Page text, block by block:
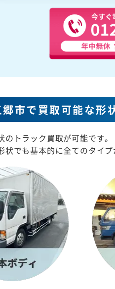
市で買取可能な形
のトラック買取が可能です。
状でも基本的に全てのタイ